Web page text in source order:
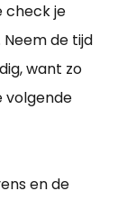
check je
de tijd
want zo
volgende
en de